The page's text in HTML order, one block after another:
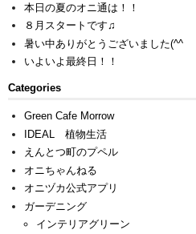
本日の夏のオニ通は！！
８月スタートです♫
暑い中ありがとうございました(^^ゞ
いよいよ最終日！！
Categories
Green Cafe Morrow
IDEAL 植物生活
えんとつ町のプペル
オニちゃんねる
オニヅカ公式アプリ
ガーデニング
インテリアグリーン